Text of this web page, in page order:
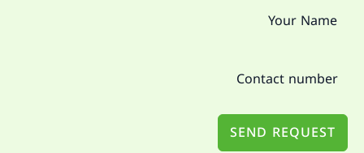
SEND REQUEST